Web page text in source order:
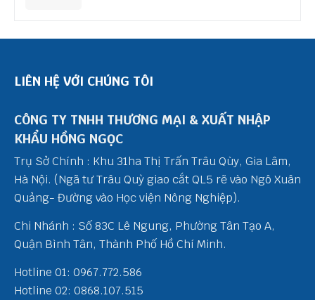
LIÊN HỆ VỚI CHÚNG TÔI
CÔNG TY TNHH THƯƠNG MẠI & XUẤT NHẬP
KHẨU HỒNG NGỌC
Trụ Sở Chính : Khu 31ha Thị Trấn Trâu Qùy, Gia Lâm,
Hà Nội. (Ngã tư Trâu Quỳ giao cắt QL5 rẽ vào Ngô Xuân
Quảng- Đường vào Học viện Nông Nghiệp).
Chi Nhánh : Số 83C Lê Ngung, Phường Tân Tạo A,
Quận Bình Tân, Thành Phố Hồ Chí Minh.
Hotline 01: 0967.772.586
Hotline 02: 0868.107.515